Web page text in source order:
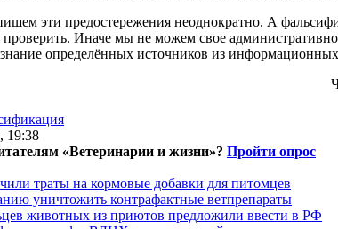
эти предостережения неоднократно. А
Иначе мы не можем свое
определённых источников из
19:38
«Ветеринарии и жизни»? Пройти опрос
траты на кормовые добавки для питомцев
уничтожить контрафактные ветпрепараты
животных из приютов предложили ввести в РФ